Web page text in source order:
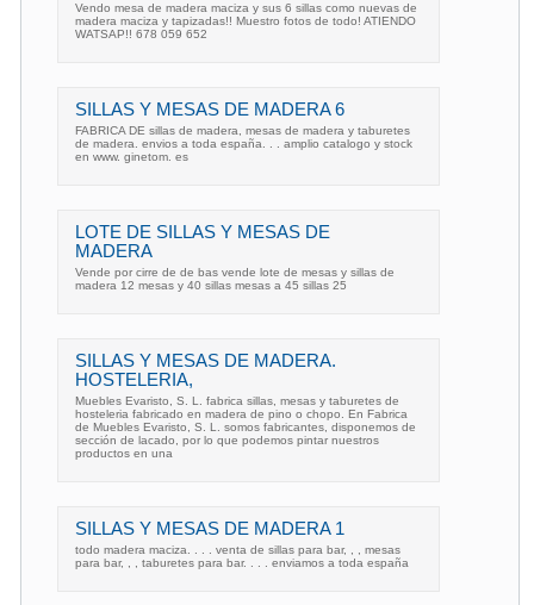
Vendo mesa de madera maciza y sus 6 sillas como nuevas de
madera maciza y tapizadas!! Muestro fotos de todo! ATIENDO
WATSAP!! 678 059 652
SILLAS Y MESAS DE MADERA 6
FABRICA DE sillas de madera, mesas de madera y taburetes
de madera. envios a toda españa. . . amplio catalogo y stock
en www. ginetom. es
LOTE DE SILLAS Y MESAS DE
MADERA
Vende por cirre de de bas vende lote de mesas y sillas de
madera 12 mesas y 40 sillas mesas a 45 sillas 25
SILLAS Y MESAS DE MADERA.
HOSTELERIA,
Muebles Evaristo, S. L. fabrica sillas, mesas y taburetes de
hosteleria fabricado en madera de pino o chopo. En Fabrica
de Muebles Evaristo, S. L. somos fabricantes, disponemos de
sección de lacado, por lo que podemos pintar nuestros
productos en una
SILLAS Y MESAS DE MADERA 1
todo madera maciza. . . . venta de sillas para bar, , , mesas
para bar, , , taburetes para bar. . . . enviamos a toda españa